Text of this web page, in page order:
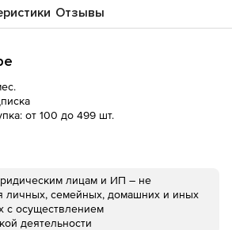
Отзывы
от 100 до 499 шт.
лицам и ИП – не
личных, семейных, домашних и иных
с осуществлением
деятельности